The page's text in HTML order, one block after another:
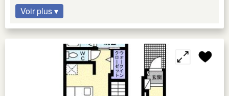
Voir plus ▾